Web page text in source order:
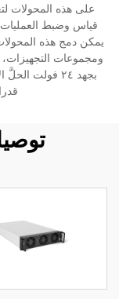
على هذه المحولات
قياس وضبط
يمكن دمج هذه
ومجموعات التجهيزات،
بجهد ٢٤ فولت